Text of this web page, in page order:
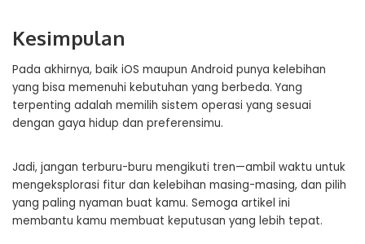
Kesimpulan
Pada akhirnya, baik iOS maupun Android punya kelebihan
yang bisa memenuhi kebutuhan yang berbeda. Yang
terpenting adalah memilih sistem operasi yang sesuai
dengan gaya hidup dan preferensimu.
Jadi, jangan terburu-buru mengikuti tren—ambil waktu untuk
mengeksplorasi fitur dan kelebihan masing-masing, dan pilih
yang paling nyaman buat kamu. Semoga artikel ini
membantu kamu membuat keputusan yang lebih tepat.